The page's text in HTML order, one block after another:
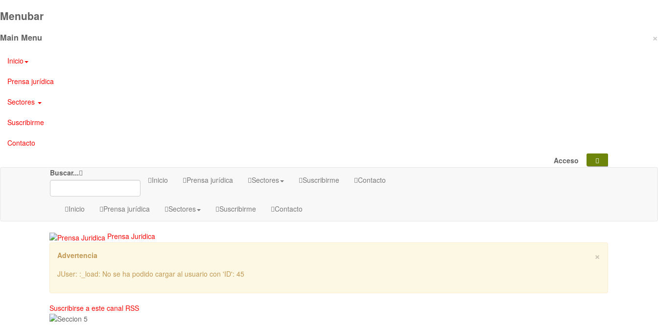
Menubar
×
Main Menu
Inicio
Prensa jurídica
Sectores
Suscribirme
Contacto
Acceso
Buscar...
Inicio Prensa jurídica Sectores Suscribirme Contacto
Inicio Prensa jurídica Sectores Suscribirme Contacto
Prensa Juridica
×
Advertencia
JUser: :_load: No se ha podido cargar al usuario con 'ID': 45
Suscribirse a este canal RSS